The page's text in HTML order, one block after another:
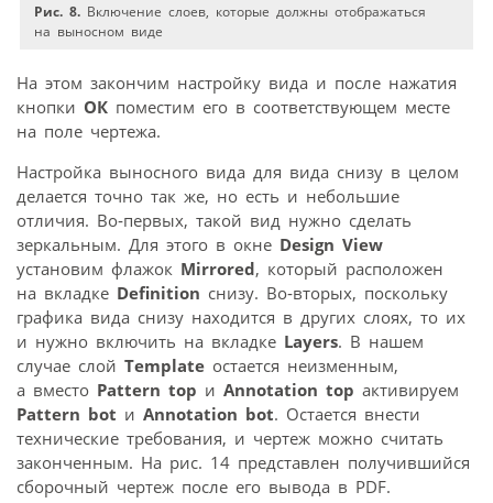
Рис. 8. Включение слоев, которые должны отображаться
на выносном виде
На этом закончим настройку вида и после нажатия
кнопки ОК поместим его в соответствующем месте
на поле чертежа.
Настройка выносного вида для вида снизу в целом
делается точно так же, но есть и небольшие
отличия. Во‑первых, такой вид нужно сделать
зеркальным. Для этого в окне Design View
установим флажок Mirrored, который расположен
на вкладке Definition снизу. Во‑вторых, поскольку
графика вида снизу находится в других слоях, то их
и нужно включить на вкладке Layers. В нашем
случае слой Template остается неизменным,
а вместо Pattern top и Annotation top активируем
Pattern bot и Annotation bot. Остается внести
технические требования, и чертеж можно считать
законченным. На рис. 14 представлен получившийся
сборочный чертеж после его вывода в PDF.